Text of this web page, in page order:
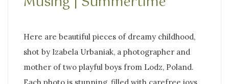
Here are beautiful pieces of dreamy childhood,
shot by Izabela Urbaniak, a photographer and
mother of two playful boys from Lodz, Poland.